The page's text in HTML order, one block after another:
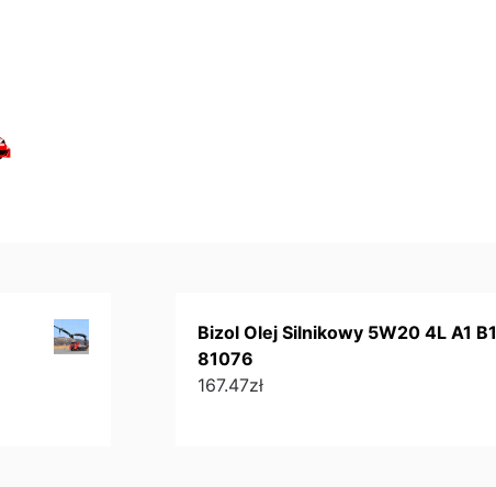
Bizol Olej Silnikowy 5W20 4L A1 B1
81076
167.47zł